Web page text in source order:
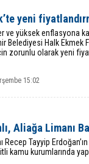
yeni
ve yüksek enflasyona
Belediyesi Halk Ekmek
zorunlu olarak yeni
15:02
Aliağa Limanı
Recep Tayyip
kamu kurumlarında